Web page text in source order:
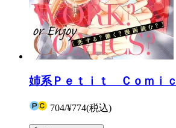
姉系Ｐｅｔｉｔ Ｃｏｍｉｃ
704/¥774(税込)